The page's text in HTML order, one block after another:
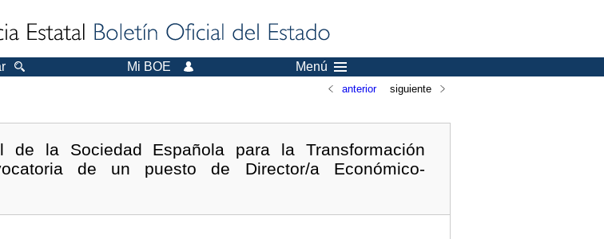
Mi BOE Menú
anterior siguiente
de la Sociedad Española para la Transformación
de un puesto de Director/a Económico-